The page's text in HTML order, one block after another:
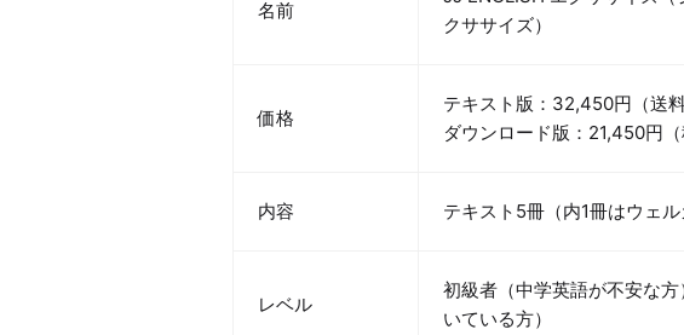
名前
クササイズ）
価格
テキスト版：32,450円（送料
ダウンロード版：21,450円（
内容 テキスト5冊（内1冊はウェ
レベル
初級者（中学英語が不安な
いている方）